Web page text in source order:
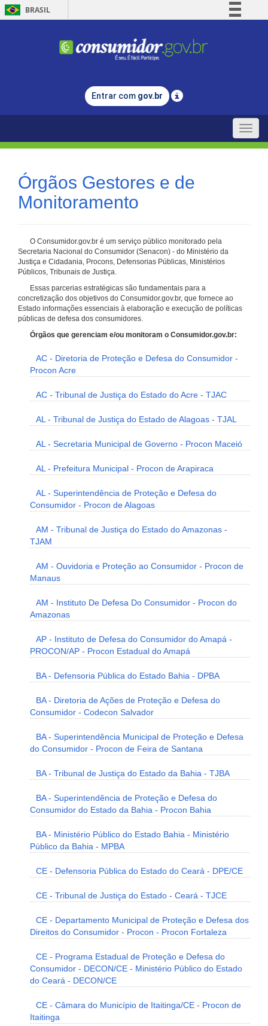
BRASIL
Comunica BR
Legislação
Entrar com gov.br
Toggle
Órgãos Gestores e de
Monitoramento
O Consumidor.gov.br é um serviço público monitorado pela
Secretaria Nacional do Consumidor (Senacon) - do Ministério da
Justiça e Cidadania, Procons, Defensorias Públicas, Ministérios
Públicos, Tribunais de Justiça.
Essas parcerias estratégicas são fundamentais para a
concretização dos objetivos do Consumidor.gov.br, que fornece ao
Estado informações essenciais à elaboração e execução de políticas
públicas de defesa dos consumidores.
Órgãos que gerenciam e/ou monitoram o Consumidor.gov.br:
AC - Diretoria de Proteção e Defesa do Consumidor -
Procon Acre
AC - Tribunal de Justiça do Estado do Acre - TJAC
AL - Tribunal de Justiça do Estado de Alagoas - TJAL
AL - Secretaria Municipal de Governo - Procon Maceió
AL - Prefeitura Municipal - Procon de Arapiraca
AL - Superintendência de Proteção e Defesa do
Consumidor - Procon de Alagoas
AM - Tribunal de Justiça do Estado do Amazonas -
TJAM
AM - Ouvidoria e Proteção ao Consumidor - Procon de
Manaus
AM - Instituto De Defesa Do Consumidor - Procon do
Amazonas
AP - Instituto de Defesa do Consumidor do Amapá -
PROCON/AP - Procon Estadual do Amapá
BA - Defensoria Pública do Estado Bahia - DPBA
BA - Diretoria de Ações de Proteção e Defesa do
Consumidor - Codecon Salvador
BA - Superintendência Municipal de Proteção e Defesa
do Consumidor - Procon de Feira de Santana
BA - Tribunal de Justiça do Estado da Bahia - TJBA
BA - Superintendência de Proteção e Defesa do
Consumidor do Estado da Bahia - Procon Bahia
BA - Ministério Público do Estado Bahia - Ministério
Público da Bahia - MPBA
CE - Defensoria Pública do Estado do Ceará - DPE/CE
CE - Tribunal de Justiça do Estado - Ceará - TJCE
CE - Departamento Municipal de Proteção e Defesa dos
Direitos do Consumidor - Procon - Procon Fortaleza
CE - Programa Estadual de Proteção e Defesa do
Consumidor - DECON/CE - Ministério Público do Estado
do Ceará - DECON/CE
CE - Câmara do Município de Itaitinga/CE - Procon de
Itaitinga